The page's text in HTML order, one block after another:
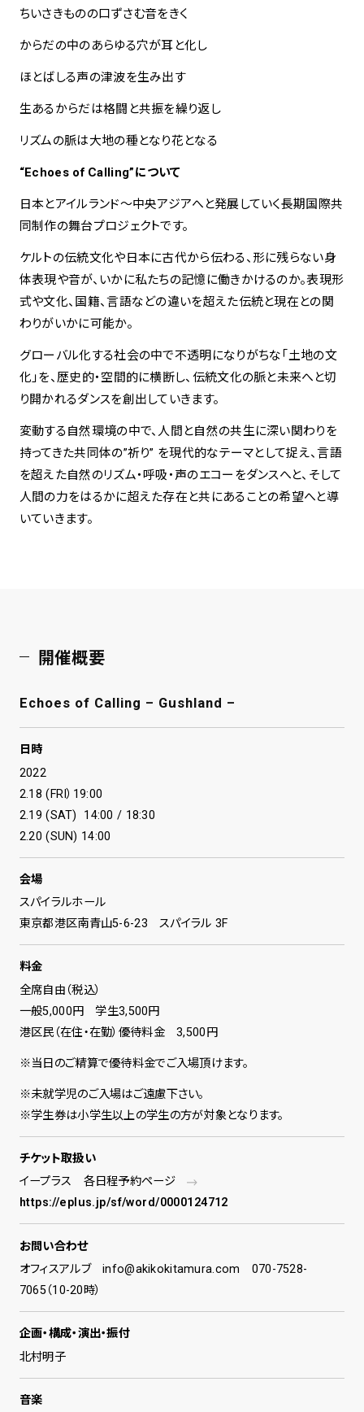
ちいさきものの口ずさむ音をきく
からだの中のあらゆる穴が耳と化し
ほとばしる声の津波を生み出す
生あるからだは格闘と共振を繰り返し
リズムの脈は大地の種となり花となる
“Echoes of Calling”について
日本とアイルランド〜中央アジアへと発展していく長期国際共
同制作の舞台プロジェクトです。
ケルトの伝統文化や日本に古代から伝わる、形に残らない身
体表現や音が、いかに私たちの記憶に働きかけるのか。表現形
式や文化、国籍、言語などの違いを超えた伝統と現在との関
わりがいかに可能か。
グローバル化する社会の中で不透明になりがちな「土地の文
化」を、歴史的・空間的に横断し、伝統文化の脈と未来へと切
り開かれるダンスを創出していきます。
変動する自然環境の中で、人間と自然の共生に深い関わりを
持ってきた共同体の”祈り” を現代的なテーマとして捉え、言語
を超えた自然のリズム・呼吸・声のエコーをダンスへと、そして
人間の力をはるかに超えた存在と共にあることの希望へと導
いていきます。
開催概要
Echoes of Calling – Gushland –
日時
2022
2.18 (FRI）19:00
2.19 (SAT) 14:00 / 18:30
2.20 (SUN) 14:00
会場
スパイラルホール
東京都港区南青山5-6-23 スパイラル 3F
料金
全席自由（税込）
一般5,000円 学生3,500円
港区民（在住・在勤）優待料金 3,500円
※当日のご精算で優待料金でご入場頂けます。
※未就学児のご入場はご遠慮下さい。
※学生券は小学生以上の学生の方が対象となります。
チケット取扱い
イープラス 各日程予約ページ
https://eplus.jp/sf/word/0000124712
お問い合わせ
オフィスアルブ info@akikokitamura.com 070-7528-
7065（10-20時）
企画・構成・演出・振付
北村明子
音楽